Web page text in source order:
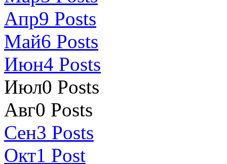
Апр9 Posts
Май6 Posts
Июн4 Posts
Июл0 Posts
Авг0 Posts
Сен3 Posts
Окт1 Post